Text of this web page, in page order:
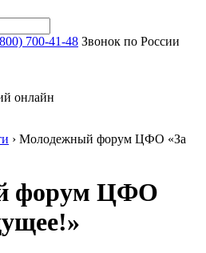
700-41-48 Звонок по России
онлайн
› Молодежный форум ЦФО «За
форум ЦФО